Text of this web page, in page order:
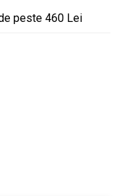
peste 460 Lei